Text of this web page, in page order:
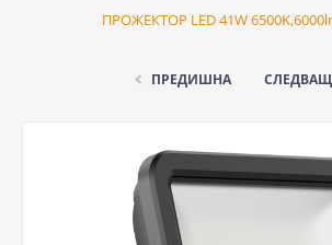
ПРОЖЕКТОР LED 41W
ПРЕДИШНА